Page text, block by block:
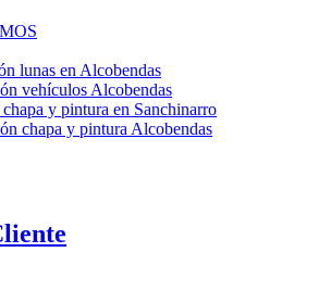
lunas en Alcobendas
vehículos Alcobendas
y pintura en Sanchinarro
chapa y pintura Alcobendas